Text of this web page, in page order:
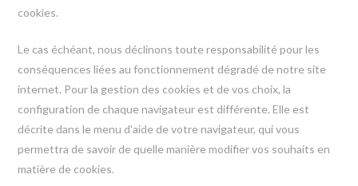
cookies.
Le cas échéant, nous déclinons toute responsabilité pour les
conséquences liées au fonctionnement dégradé de notre site
internet. Pour la gestion des cookies et de vos choix, la
configuration de chaque navigateur est différente. Elle est
décrite dans le menu d'aide de votre navigateur, qui vous
permettra de savoir de quelle manière modifier vos souhaits en
matière de cookies.